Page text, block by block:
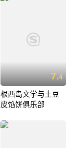
7.4
根西岛文学与土豆
皮馅饼俱乐部